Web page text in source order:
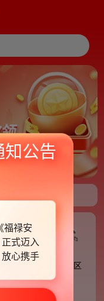
积分专区
知公告
禄安
式迈入
心携手